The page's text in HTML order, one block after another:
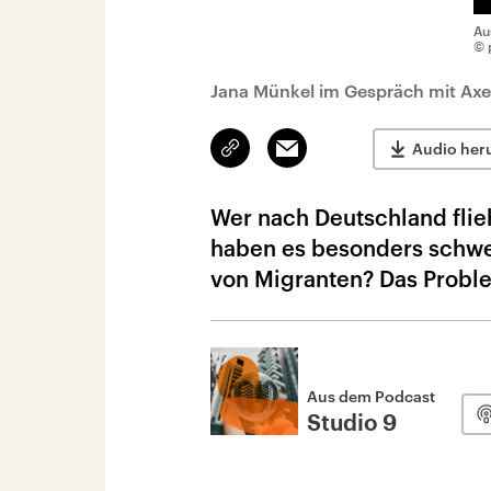
©
Jana Münkel im Gespräch mit
Link
kopieren/teilen
Email Audio
Wer nach Deutschland
haben es besonders
von Migranten? Das
Aus dem Podcast
Studio 9